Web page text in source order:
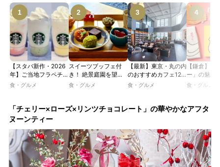
【スタバ新作・2026
年】ご当地フラペチー
ノが新登場！ 地域と
JIMOTO
PROGRAM」が青
森・群馬・沖縄で始
動。6種類を飲んで実
食レポート
食・グルメ
スイーツブッフェ付
き！ 絶景庭園を望む
ホテルレストランで味
ツトレンドVol.105】
食・グルメ
【最新】東京・丸の内
のおすすめカフェ12
選｜ひとりでゆったり
るカフェ、優雅なホテ
食・グルメ
【鎌倉】「
ー」の魅力
説！ 定番商
食・グルメ
「チェリー×ローズ×リンツチョコレート」の華やかなアフタ
ヌーンティー